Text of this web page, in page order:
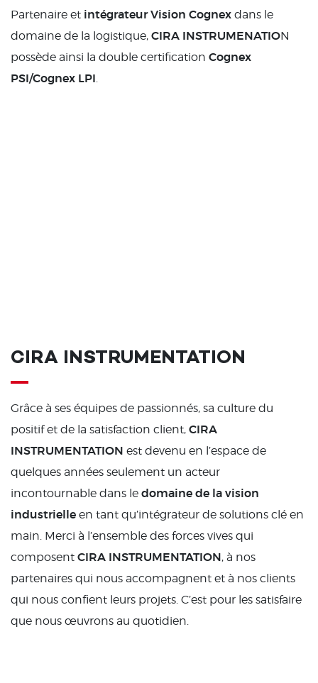
Partenaire et intégrateurVision Cognex dans le
domaine de la logistique, CIRA INSTRUMENATION
possède ainsi la double certification Cognex
PSI/Cognex LPI.
CIRA INSTRUMENTATION
Grâce à ses équipes de passionnés, sa culture du
positif et de la satisfaction client, CIRA
INSTRUMENTATION est devenu en l’espace de
quelques années seulement un acteur
incontournable dans le domaine de la vision
industrielle en tant qu’intégrateur de solutions clé en
main. Merci à l’ensemble des forces vives qui
composent CIRA INSTRUMENTATION, à nos
partenaires qui nous accompagnent et à nos clients
qui nous confient leurs projets. C’est pour les satisfaire
que nous œuvrons au quotidien.